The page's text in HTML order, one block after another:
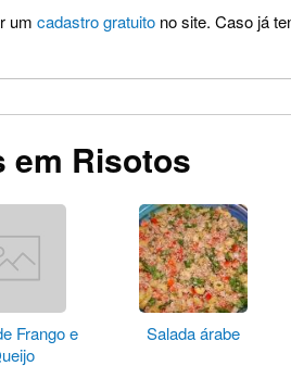
um cadastro gratuito no site. Caso já
em Risotos
Frango e
Salada árabe